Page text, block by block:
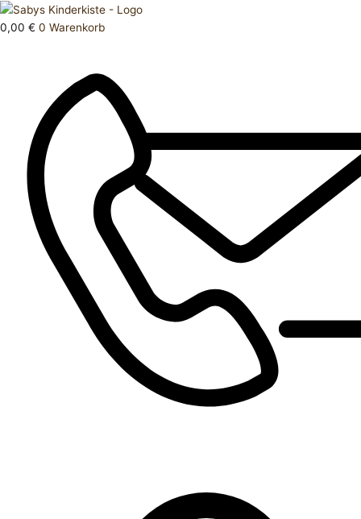
Zum
Inhalt
0,00 € 0 Warenkorb
Products
search
Bademantel
98